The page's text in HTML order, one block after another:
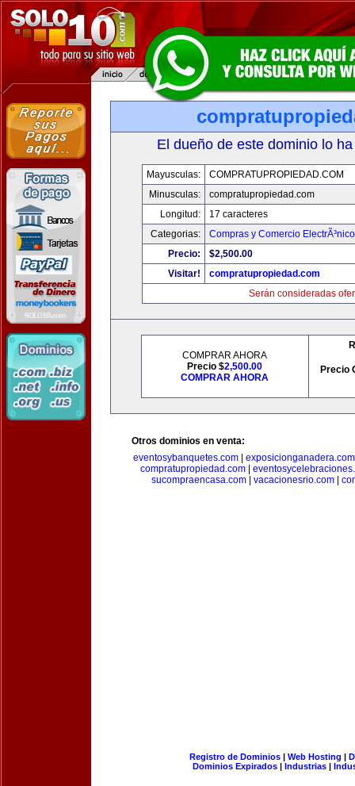
El dueño de este dominio lo
Mayusculas:
COMPRATUPROPIEDAD.COM
Minusculas:
compratupropiedad.com
Longitud:
17 caracteres
Categorias:
Compras y Comercio ElectrÃ³nico
Precio:
$2,500.00
Visitar!
compratupropiedad.com
Serán consideradas
COMPRAR AHORA
Precio $2,500.00
COMPRAR AHORA
Precio
Otros dominios en venta:
eventosybanquetes.com| exposicionganadera.com
compratupropiedad.com
sucompraencasa.com| vacacionesrio.com|
Registro de Dominios| Web Hosting |
Dominios Expirados | Industrias |